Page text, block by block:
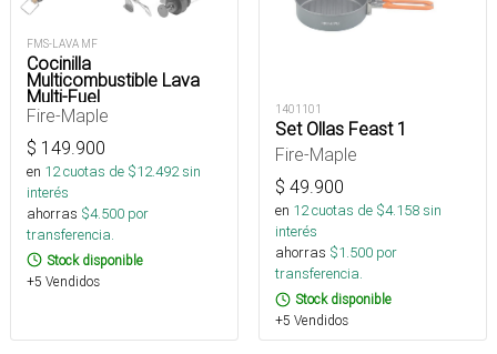
FMS-LAVA MF
Cocinilla
Multicombustible Lava
Multi-Fuel
Fire-Maple
$ 149.900
en 12cuotas de $12.492sin
interés
ahorras $4.500 por
transferencia.
Stock disponible
+5 Vendidos
1401101
Set Ollas Feast 1
Fire-Maple
$ 49.900
en 12cuotas de $4.158sin
interés
ahorras $1.500 por
transferencia.
Stock disponible
+5 Vendidos